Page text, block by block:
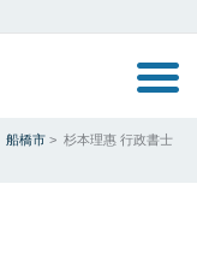
船橋市 > 杉本理惠 行政書士